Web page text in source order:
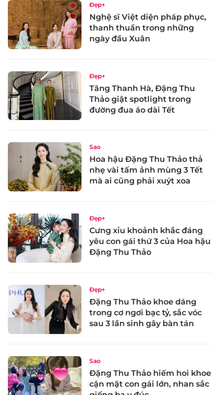
Đẹp+
Nghệ sĩ Việt diện pháp phục,
thanh thuần trong những
ngày đầu Xuân
Đẹp+
Tăng Thanh Hà, Đặng Thu
Thảo giật spotlight trong
đường đua áo dài Tết
Sao
Hoa hậu Đặng Thu Thảo thả
nhẹ vài tấm ảnh mùng 3 Tết
mà ai cũng phải xuýt xoa
Đẹp+
Cưng xỉu khoảnh khắc đáng
yêu con gái thứ 3 của Hoa hậu
Đặng Thu Thảo
Đẹp+
Đặng Thu Thảo khoe dáng
trong cơ ngơi bạc tỷ, sắc vóc
sau 3 lần sinh gây bàn tán
Sao
Đặng Thu Thảo hiếm hoi khoe
cận mặt con gái lớn, nhan sắc